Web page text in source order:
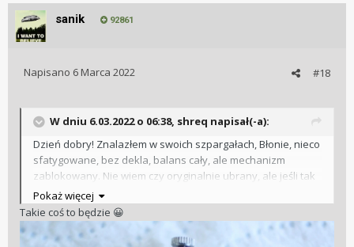
sanik 92861
#18
Napisano 6 Marca 2022
W dniu 6.03.2022 o 06:38, shreq napisał(-a):
Dzień dobry! Znalazłem w swoich szpargałach, Błonie, nieco
sfatygowane, bez dekla, balans cały, ale mechanizm
zablokowany. Nie wiem czy oryginalnie ubrany, ale jeśli tak
to bardzo proszę, pokażcie koledzy jaki powinien być dekiel.
Mam kilka kilo części, z ruskimi i nie tylko, może coś dobiorę.
Pozdrawiam, miłej niedzieli!
Pokaż więcej
Takie coś to będzie 😀